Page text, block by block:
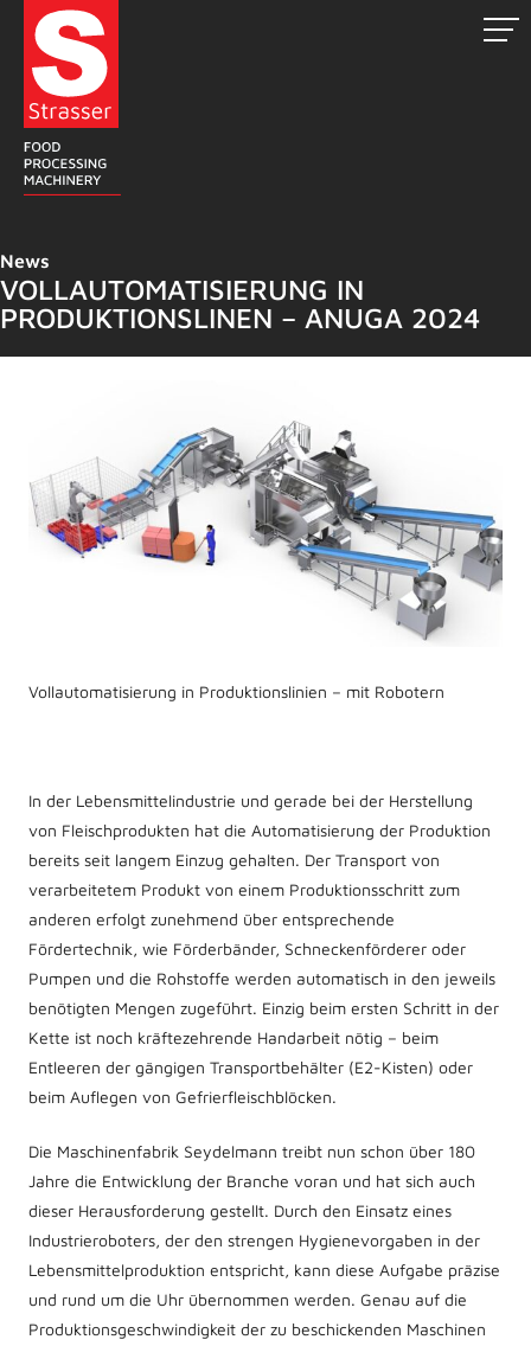
Zum
Inhalt
springen
News
VOLLAUTOMATISIERUNG IN
PRODUKTIONSLINEN – ANUGA 2024
Vollautomatisierung in Produktionslinien – mit Robotern
In der Lebensmittelindustrie und gerade bei der Herstellung
von Fleischprodukten hat die Automatisierung der Produktion
bereits seit langem Einzug gehalten. Der Transport von
verarbeitetem Produkt von einem Produktionsschritt zum
anderen erfolgt zunehmend über entsprechende
Fördertechnik, wie Förderbänder, Schneckenförderer oder
Pumpen und die Rohstoffe werden automatisch in den jeweils
benötigten Mengen zugeführt. Einzig beim ersten Schritt in der
Kette ist noch kräftezehrende Handarbeit nötig – beim
Entleeren der gängigen Transportbehälter (E2-Kisten) oder
beim Auflegen von Gefrierfleischblöcken.
Die Maschinenfabrik Seydelmann treibt nun schon über 180
Jahre die Entwicklung der Branche voran und hat sich auch
dieser Herausforderung gestellt. Durch den Einsatz eines
Industrieroboters, der den strengen Hygienevorgaben in der
Lebensmittelproduktion entspricht, kann diese Aufgabe präzise
und rund um die Uhr übernommen werden. Genau auf die
Produktionsgeschwindigkeit der zu beschickenden Maschinen